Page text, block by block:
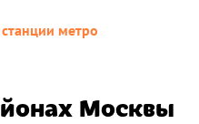
метро
Москвы